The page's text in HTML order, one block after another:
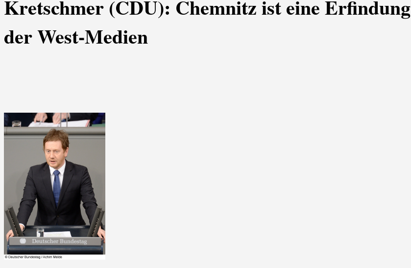
Kretschmer (CDU): Chemnitz ist eine Erfindung
der West-Medien